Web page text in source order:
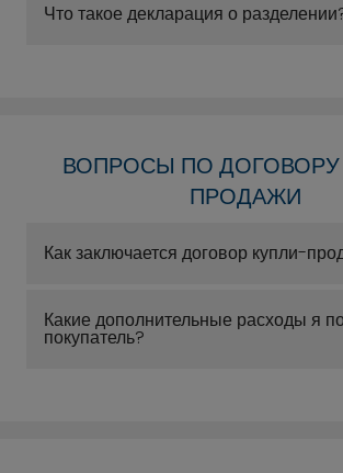
Что такое декларация о
ВОПРОСЫ ПО ДОГОВОРУ
ПРОДАЖИ
Как заключается договор купли-
Какие дополнительные расходы я
покупатель?